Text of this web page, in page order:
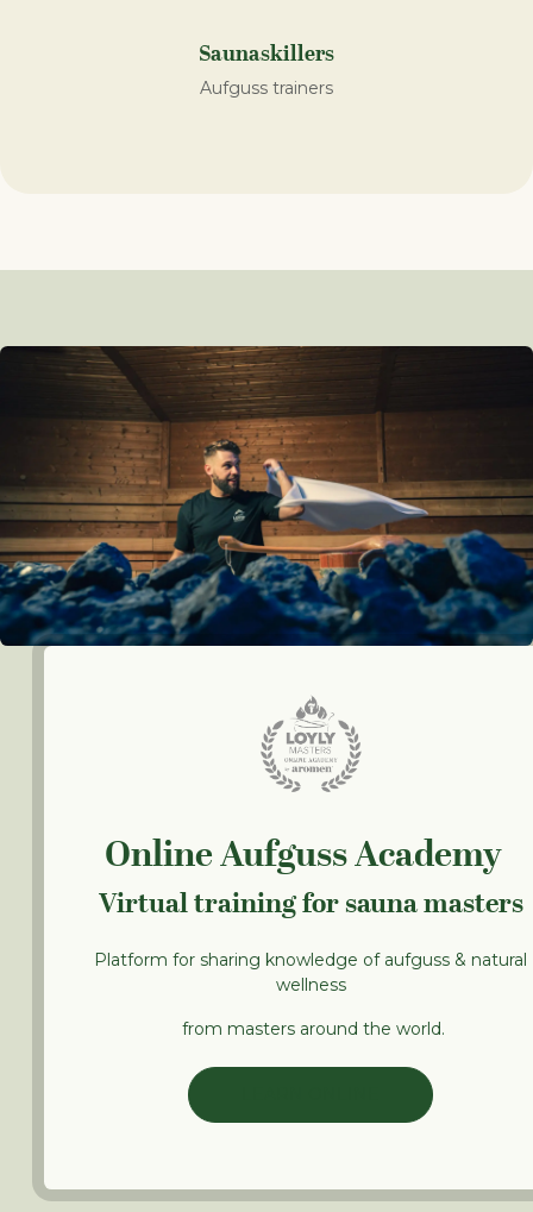
Saunaskillers
Aufguss trainers
Online Aufguss Academy
Virtual training for sauna masters
Platform for sharing knowledge of aufguss & natural
wellness
from masters around the world.